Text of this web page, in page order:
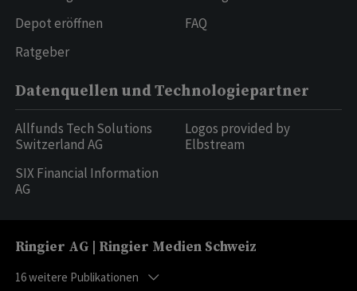
Depot eröffnen
Ratgeber
FAQ
Datenquellen und Technologiepartner
Allfunds Tech Solutions
Switzerland AG
SIX Financial Information
AG
Logos provided by
Elbstream
Ringier AG | Ringier Medien Schweiz
16weitere Publikationen